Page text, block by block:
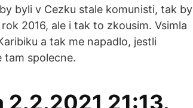
byli v Cezku stale komunisti, tak by
2016, ale i tak to zkousim. Vsimla
a tak me napadlo, jestli
tam spolecne.
2.2.2021 21:13.